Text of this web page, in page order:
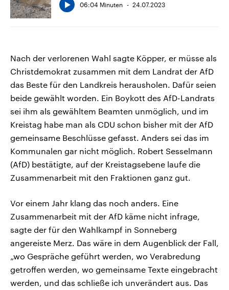
06:04 Minuten 24.07.2023
Nach der verlorenen Wahl sagte Köpper, er müsse als
Christdemokrat zusammen mit dem Landrat der AfD
das Beste für den Landkreis herausholen. Dafür seien
beide gewählt worden. Ein Boykott des AfD-Landrats
sei ihm als gewähltem Beamten unmöglich, und im
Kreistag habe man als CDU schon bisher mit der AfD
gemeinsame Beschlüsse gefasst. Anders sei das im
Kommunalen gar nicht möglich. Robert Sesselmann
(AfD) bestätigte, auf der Kreistagsebene laufe die
Zusammenarbeit mit den Fraktionen ganz gut.
Vor einem Jahr klang das noch anders. Eine
Zusammenarbeit mit der AfD käme nicht infrage,
sagte der für den Wahlkampf in Sonneberg
angereiste Merz. Das wäre in dem Augenblick der Fall,
„wo Gespräche geführt werden, wo Verabredung
getroffen werden, wo gemeinsame Texte eingebracht
werden, und das schließe ich unverändert aus. Das